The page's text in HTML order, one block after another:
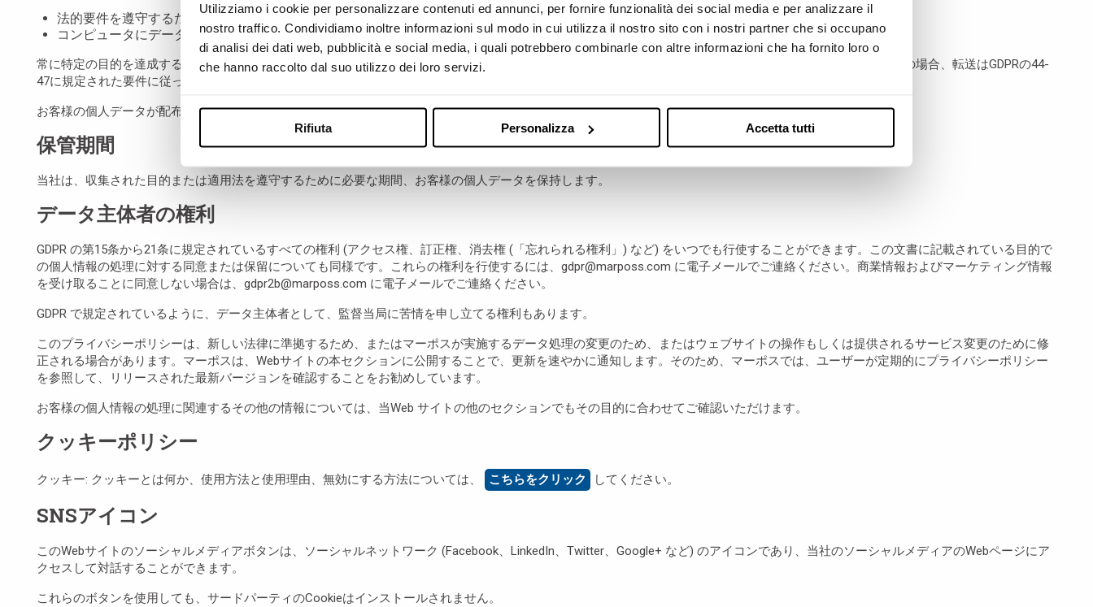
Utilizziamo i cookie per personalizzare contenuti ed annunci, per fornire funzionalità dei social media e per analizzare il
nostro traffico. Condividiamo inoltre informazioni sul modo in cui utilizza il nostro sito con i nostri partner che si occupano
di analisi dei dati web, pubblicità e social media, i quali potrebbero combinarle con altre informazioni che ha fornito loro o
che hanno raccolto dal suo utilizzo dei loro servizi.
Rifiuta Personalizza Accetta tutti
法的要件を遵守するため公的機関に対して
コンピュータにデータを保存、記録、処理するため、個人データ処理者として指定されたサービス提供者に対して
常に特定の目的を達成するために、お客様の個人データは、EU 加盟国または国外に位置する他のマーポスグループ会社 (*) に転送される場合があります。後者の場合、転送はGDPRの44-
47に規定された要件に従って行われます。
お客様の個人データが配布されることはありません。
保管期間
当社は、収集された目的または適用法を遵守するために必要な期間、お客様の個人データを保持します。
データ主体者の権利
GDPR の第15条から21条に規定されているすべての権利 (アクセス権、訂正権、消去権 (「忘れられる権利」) など) をいつでも行使することができます。この文書に記載されている目的で
の個人情報の処理に対する同意または保留についても同様です。これらの権利を行使するには、gdpr@marposs.com に電子メールでご連絡ください。商業情報およびマーケティング情報
を受け取ることに同意しない場合は、gdpr2b@marposs.com に電子メールでご連絡ください。
GDPR で規定されているように、データ主体者として、監督当局に苦情を申し立てる権利もあります。
このプライバシーポリシーは、新しい法律に準拠するため、またはマーポスが実施するデータ処理の変更のため、またはウェブサイトの操作もしくは提供されるサービス変更のために修
正される場合があります。マーポスは、Webサイトの本セクションに公開することで、更新を速やかに通知します。そのため、マーポスでは、ユーザーが定期的にプライバシーポリシー
を参照して、リリースされた最新バージョンを確認することをお勧めしています。
お客様の個人情報の処理に関連するその他の情報については、当Web サイトの他のセクションでもその目的に合わせてご確認いただけます。
クッキーポリシー
クッキー: クッキーとは何か、使用方法と使用理由、無効にする方法については、 こちらをクリック してください。
SNSアイコン
このWebサイトのソーシャルメディアボタンは、ソーシャルネットワーク (Facebook、LinkedIn、Twitter、Google+ など) のアイコンであり、当社のソーシャルメディアのWebページにア
クセスして対話することができます。
これらのボタンを使用しても、サードパーティのCookieはインストールされません。